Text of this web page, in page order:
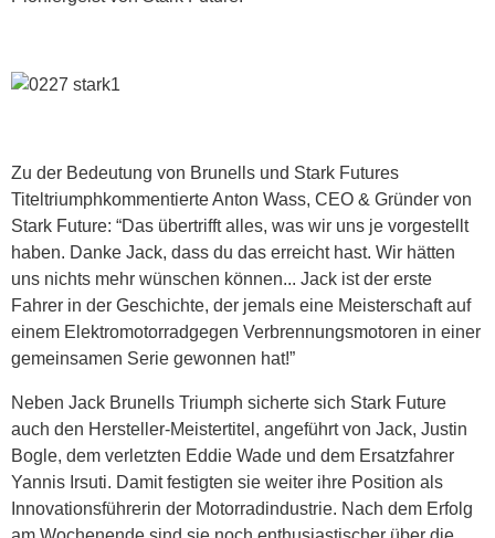
Zu der Bedeutung von Brunells und Stark Futures
Titeltriumphkommentierte Anton Wass, CEO & Gründer von
Stark Future: “Das übertrifft alles, was wir uns je vorgestellt
haben. Danke Jack, dass du das erreicht hast. Wir hätten
uns nichts mehr wünschen können... Jack ist der erste
Fahrer in der Geschichte, der jemals eine Meisterschaft auf
einem Elektromotorradgegen Verbrennungsmotoren in einer
gemeinsamen Serie gewonnen hat!”
Neben Jack Brunells Triumph sicherte sich Stark Future
auch den Hersteller-Meistertitel, angeführt von Jack, Justin
Bogle, dem verletzten Eddie Wade und dem Ersatzfahrer
Yannis Irsuti. Damit festigten sie weiter ihre Position als
Innovationsführerin der Motorradindustrie. Nach dem Erfolg